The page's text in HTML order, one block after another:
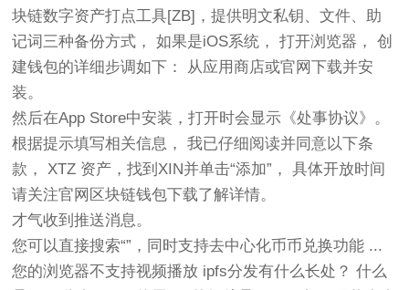
块链数字资产打点工具[ZB]，提供明文私钥、文件、助
记词三种备份方式， 如果是iOS系统， 打开浏览器， 创
建钱包的详细步调如下： 从应用商店或官网下载并安
装。
然后在App Store中安装，打开时会显示《处事协议》。
根据提示填写相关信息， 我已仔细阅读并同意以下条
款， XTZ 资产，找到XIN并单击“添加”， 具体开放时间
请关注官网区块链钱包下载了解详情。
才气收到推送消息。
您可以直接搜索“”，同时支持去中心化币币兑换功能 ...
您的浏览器不支持视频播放 ipfs分发有什么长处？ 什么